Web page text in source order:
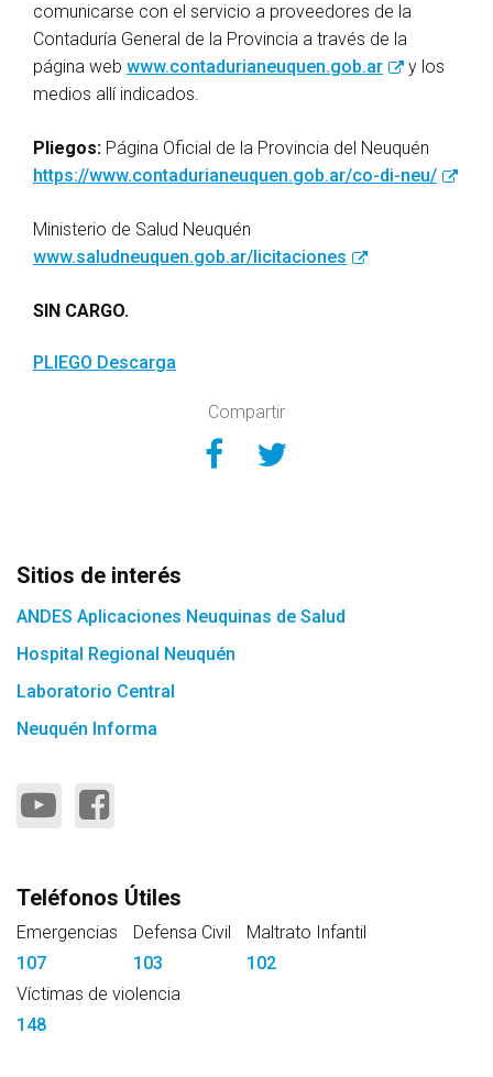
comunicarse con el servicio a proveedores de la
Contaduría General de la Provincia a través de la
página web www.contadurianeuquen.gob.ar
y los
medios allí indicados.
Pliegos: Página Oficial de la Provincia del Neuquén
https://www.contadurianeuquen.gob.ar/co-di-neu/
Ministerio de Salud Neuquén
www.saludneuquen.gob.ar/licitaciones
SIN CARGO.
PLIEGO Descarga
Compartir
Compartir en
Compartir en
Sitios de interés
ANDES Aplicaciones Neuquinas de Salud
Hospital Regional Neuquén
Laboratorio Central
Neuquén Informa
Teléfonos Útiles
Emergencias
107
Defensa Civil
103
Maltrato Infantil
102
Víctimas de violencia
148